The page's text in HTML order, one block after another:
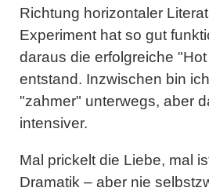
Richtung horizontaler
Experiment hat so gut
daraus die erfolgreiche
entstand. Inzwischen bin
"zahmer" unterwegs, aber
intensiver.
Mal prickelt die Liebe, mal
Dramatik – aber nie